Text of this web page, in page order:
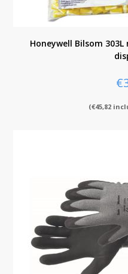
Honeywell Bilsom
€
(€45,82